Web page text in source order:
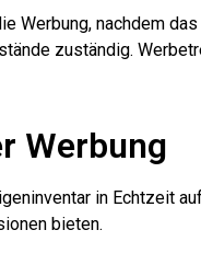
Werbung, nachdem
zuständig.
Werbung
in Echtzeit
bieten.